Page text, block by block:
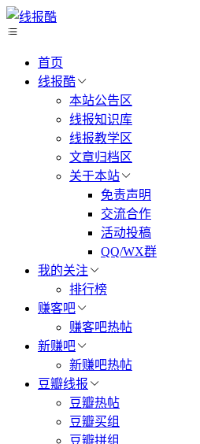
首页
线报酷
本站公告区
线报知识库
线报教学区
文章归档区
关于本站
免责声明
交流合作
活动投稿
QQ/WX群
我的关注
排行榜
赚客吧
赚客吧热帖
新赚吧
新赚吧热帖
豆瓣线报
豆瓣热帖
豆瓣买组
豆瓣拼组